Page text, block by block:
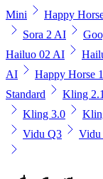
Mini
Happy
Sora 2 AI
Hailuo 02 AI
AI
Happy Horse
Standard
Kling
Kling 3.0
Vidu Q3
Vidu